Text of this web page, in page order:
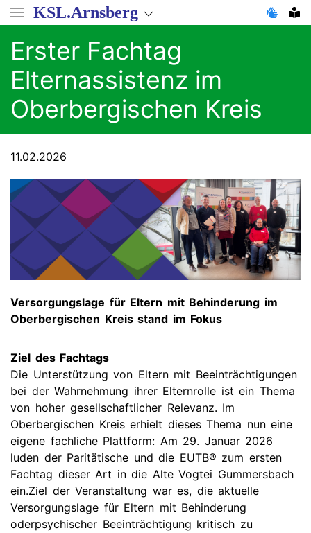
Direkt
zum
Inhalt
KSL.Arnsberg
Erster Fachtag
Elternassistenz im
Oberbergischen Kreis
11.02.2026
Versorgungslage für Eltern mit Behinderung im
Oberbergischen Kreis stand im Fokus
Ziel des Fachtags
Die Unterstützung von Eltern mit Beeinträchtigungen
bei der Wahrnehmung ihrer Elternrolle ist ein Thema
von hoher gesellschaftlicher Relevanz. Im
Oberbergischen Kreis erhielt dieses Thema nun eine
eigene fachliche Plattform: Am 29. Januar 2026
luden der Paritätische und die EUTB® zum ersten
Fachtag dieser Art in die Alte Vogtei Gummersbach
ein.Ziel der Veranstaltung war es, die aktuelle
Versorgungslage für Eltern mit Behinderung
oderpsychischer Beeinträchtigung kritisch zu